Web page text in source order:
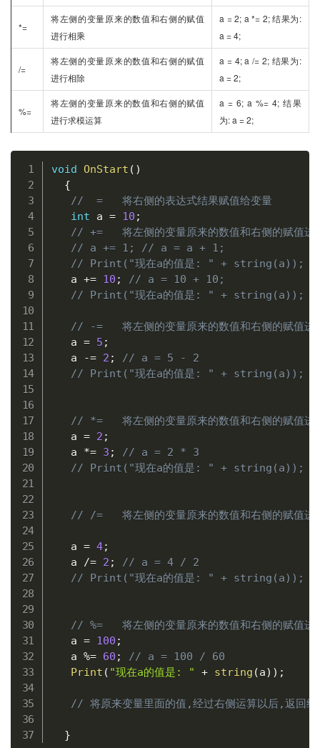
*=
将左侧的变量原来的数值和右侧的赋值
进行相乘
a = 2; a *= 2; 结果为:
a = 4;
/=
将左侧的变量原来的数值和右侧的赋值
进行相除
a = 4; a /= 2; 结果为:
a = 2;
%=
将左侧的变量原来的数值和右侧的赋值
进行求模运算
a = 6; a %= 4; 结果
为: a = 2;
void OnStart ( )
{
//  =   将右侧的表达式结果赋值给变量
int a = 10 ;
// +=   将左侧的变量原来的数值和右侧的赋值进
// a += 1; // a = a + 1;
// Print("现在a的值是: " + string(a));
   a
+= 10 ;
// a = 10 + 10;
// Print("现在a的值是: " + string(a));
// -=   将左侧的变量原来的数值和右侧的赋值进
   a
= 5 ;
   a
-= 2 ;
// a = 5 - 2
// Print("现在a的值是: " + string(a));
// *=   将左侧的变量原来的数值和右侧的赋值进
   a
= 2 ;
   a
*= 3 ;
// a = 2 * 3
// Print("现在a的值是: " + string(a));
// /=   将左侧的变量原来的数值和右侧的赋值进
   a
= 4;
   a
/= 2 ;
// a = 4 / 2
// Print("现在a的值是: " + string(a));
// %=   将左侧的变量原来的数值和右侧的赋值进
   a
= 100 ;
   a
%= 60 ;
// a = 100 / 60
Print ( "现在a的值是: " + string (a) ) ;
// 将原来变量里面的值,经过右侧运算以后,返回给
}